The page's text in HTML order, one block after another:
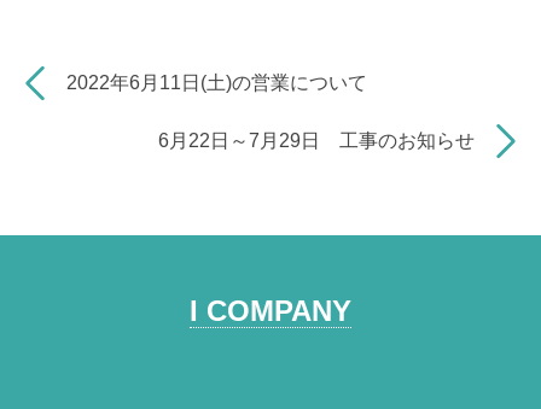
sL
2022年6月11日(土)の営業について
6月22日～7月29日 工事のお知らせ
I COMPANY